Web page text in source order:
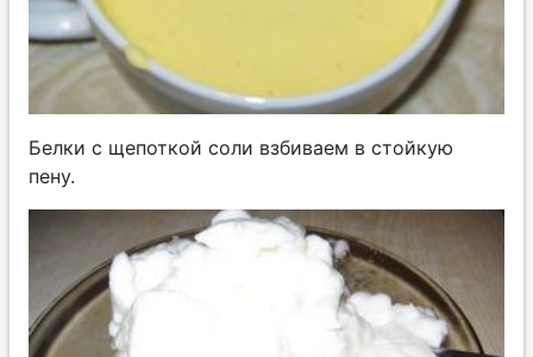
Белки с щепоткой соли взбиваем в стойкую
пену.